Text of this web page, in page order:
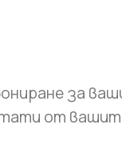
за
от